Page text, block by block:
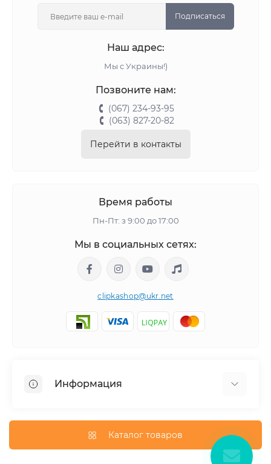
Подписаться
Наш адрес:
Мы с Украины!)
Позвоните нам:
(067) 234-93-95
(063) 827-20-82
Перейти в контакты
Время работы
Пн-Пт: з 9:00 до 17:00
Мы в социальных сетях:
clipkashop@ukr.net
Информация
Контакты
Каталог товаров